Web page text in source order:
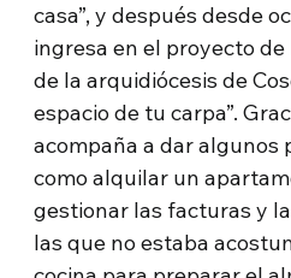
casa”, y después desde
ingresa en el proyecto
de la arquidiócesis de
espacio de tu carpa”.
acompaña a dar algunos
como alquilar un
gestionar las facturas y
las que no estaba